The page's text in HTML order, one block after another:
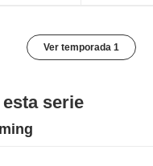
Ver temporada 1
serie